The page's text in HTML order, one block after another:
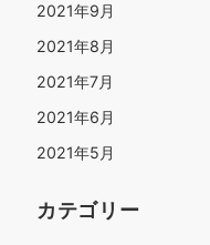
2021年9月
2021年8月
2021年7月
2021年6月
2021年5月
カテゴリー